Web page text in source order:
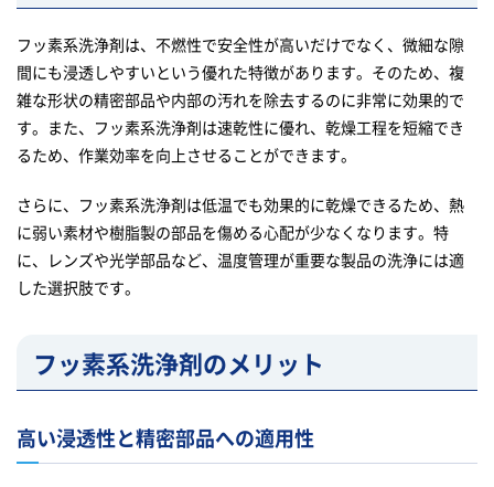
フッ素系洗浄剤は、不燃性で安全性が高いだけでなく、微細な隙
間にも浸透しやすいという優れた特徴があります。そのため、複
雑な形状の精密部品や内部の汚れを除去するのに非常に効果的で
す。また、フッ素系洗浄剤は速乾性に優れ、乾燥工程を短縮でき
るため、作業効率を向上させることができます。
さらに、フッ素系洗浄剤は低温でも効果的に乾燥できるため、熱
に弱い素材や樹脂製の部品を傷める心配が少なくなります。特
に、レンズや光学部品など、温度管理が重要な製品の洗浄には適
した選択肢です。
フッ素系洗浄剤のメリット
高い浸透性と精密部品への適用性